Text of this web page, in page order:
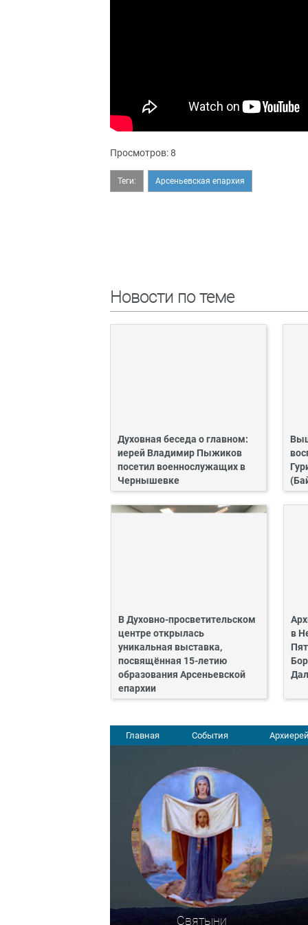
Просмотров: 8
Теги: Арсеньевская епархия
Новости по теме
Духовная беседа о главном:
иерей Владимир Пыжиков
посетил военнослужащих в
Чернышевке
В Духовно-просветительском
центре открылась
уникальная выставка,
посвящённая 15-летию
образования Арсеньевской
епархии
в
Главная События
Святыни